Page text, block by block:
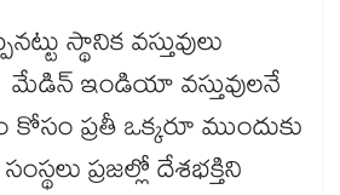
స్థానిక వస్తువులు
ఇండియా వస్తువులనే
ప్రతీ ఒక్కరూ ముందుకు
ప్రజల్లో దేశభక్తిని